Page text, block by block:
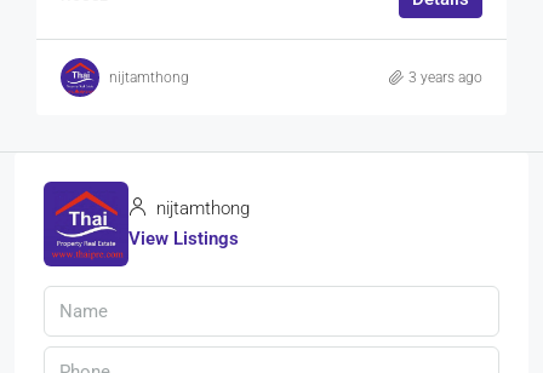
nijtamthong 3 years ago
nijtamthong
View Listings